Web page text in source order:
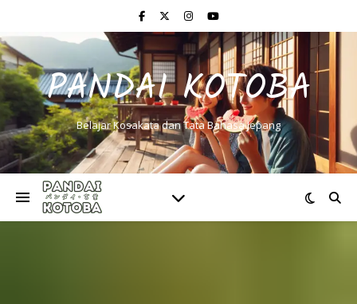
PANDAI KOTOBA
Belajar Kosakata dan Tata Bahasa Jepang